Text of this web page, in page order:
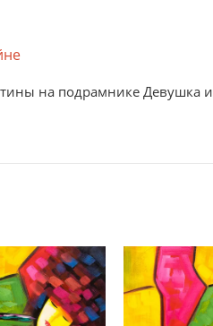
на подрамнике Девушка